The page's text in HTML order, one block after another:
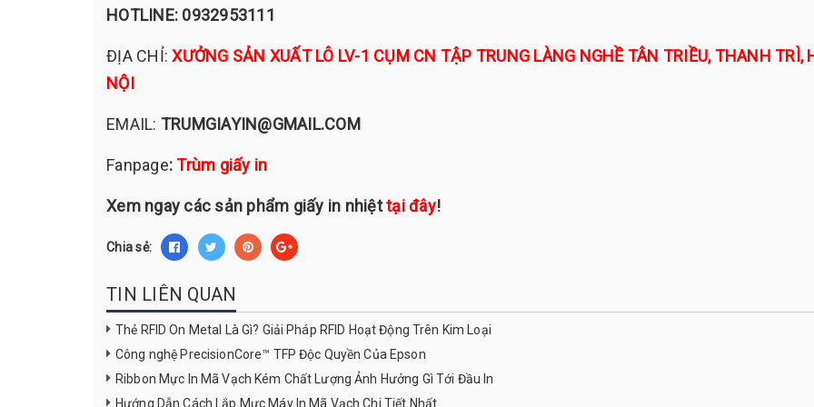
HOTLINE: 0932953111
ĐỊA CHỈ: XƯỞNG SẢN XUẤT LÔ LV-1 CỤM CN TẬP TRUNG LÀNG NGHỀ TÂN TRIỀU, THANH TRÌ,
NỘI
EMAIL: TRUMGIAYIN@GMAIL.COM
Fanpage: Trùm giấy in
Xem ngay các sản phẩm giấy in nhiệttại đây!
Chia sẻ:
TIN LIÊN QUAN
Thẻ RFID On Metal Là Gì? Giải Pháp RFID Hoạt Động Trên Kim Loại
Công nghệ PrecisionCore™ TFP Độc Quyền Của Epson
Ribbon Mực In Mã Vạch Kém Chất Lượng Ảnh Hưởng Gì Tới Đầu In
Hướng Dẫn Cách Lắp Mực Máy In Mã Vạch Chi Tiết Nhất